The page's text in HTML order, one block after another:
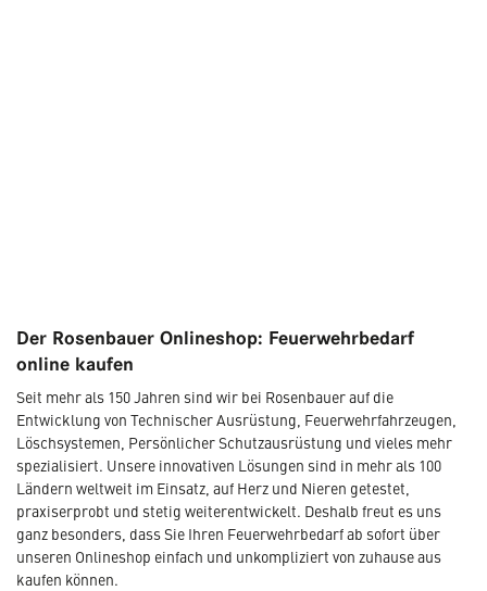
Der Rosenbauer Onlineshop: Feuerwehrbedarf
online kaufen
Seit mehr als 150 Jahren sind wir bei Rosenbauer auf die
Entwicklung von Technischer Ausrüstung, Feuerwehrfahrzeugen,
Löschsystemen, Persönlicher Schutzausrüstung und vieles mehr
spezialisiert. Unsere innovativen Lösungen sind in mehr als 100
Ländern weltweit im Einsatz, auf Herz und Nieren getestet,
praxiserprobt und stetig weiterentwickelt. Deshalb freut es uns
ganz besonders, dass Sie Ihren Feuerwehrbedarf ab sofort über
unseren Onlineshop einfach und unkompliziert von zuhause aus
kaufen können.